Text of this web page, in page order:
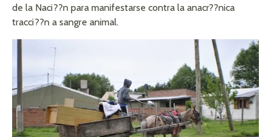
de la Naci??n para manifestarse contra la anacr??nica
tracci??n a sangre animal.